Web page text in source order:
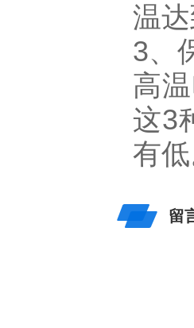
温
3、
高
这3
有
留